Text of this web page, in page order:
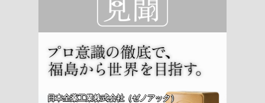
日本全薬工業株式会社（ゼノアック）